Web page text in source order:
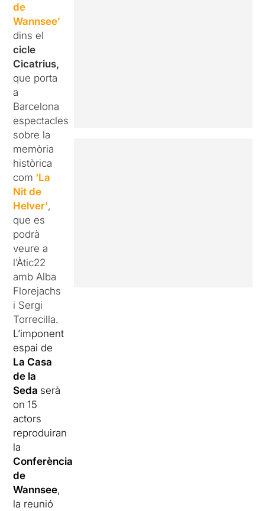
de
Wannsee’
dins el
cicle
Cicatrius,
que porta
a
Barcelona
espectacles
sobre la
memòria
històrica
com ‘La
Nit de
Helver’,
que es
podrà
veure a
l’Àtic22
amb Alba
Florejachs
i Sergi
Torrecilla.
L’imponent
espai de
La Casa
de la
Seda serà
on 15
actors
reproduiran
la
Conferència
de
Wannsee,
la reunió